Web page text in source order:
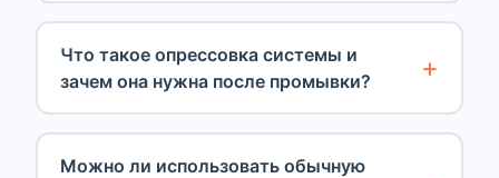
Что такое опрессовка системы и
зачем она нужна после промывки?
Можно ли использовать обычную